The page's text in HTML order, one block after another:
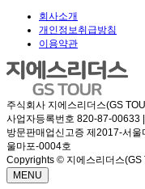
회사소개
개인정보취급방침
이용약관
주식회사 지에스리더스(GS
사업자등록번호 820-87-00633
방문판매업신고증 제2017-서
울마포-0004호
Copyrights © 지에스리더스
MENU